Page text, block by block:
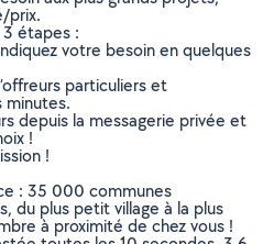
prix.
étapes :
votre besoin en quelques
particuliers et
minutes.
depuis la messagerie privée et
!
!
: 35 000 communes
du plus petit village à la plus
à proximité de chez vous !